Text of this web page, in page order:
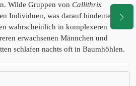
Wilde Gruppen von Callithrix
Individuen, was darauf hindeutet,
wahrscheinlich in komplexeren
erwachsenen Männchen und
schlafen nachts oft in Baumhöhlen.